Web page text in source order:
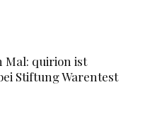
Mal: quirion ist
Stiftung Warentest